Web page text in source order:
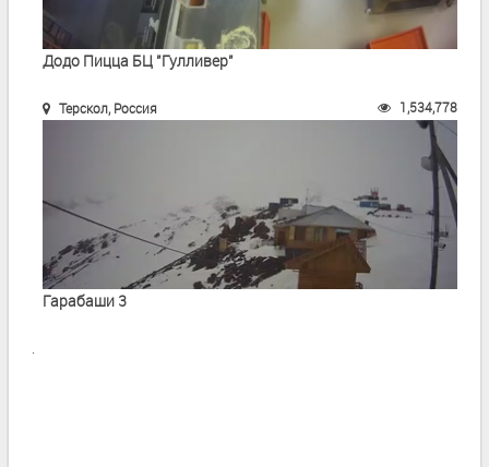
Додо Пицца БЦ "Гулливер"
Терскол, Россия 1,534,778
Гарабаши 3
.